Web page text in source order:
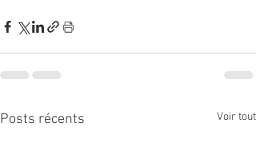
Posts récents Voir tout